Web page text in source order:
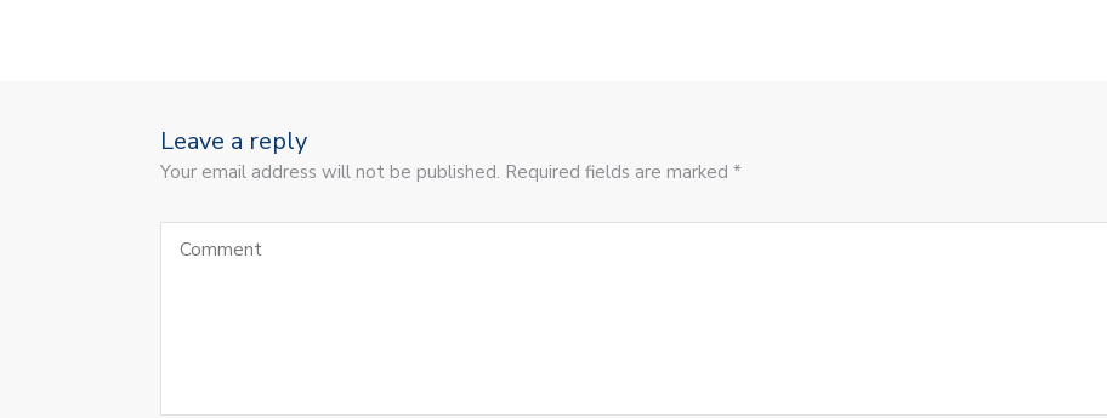
Leave a reply
Your email address will not be published. Required fields are marked *